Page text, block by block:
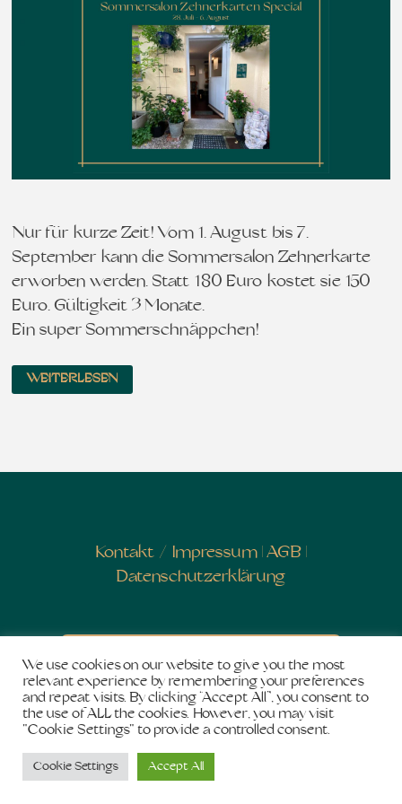
Nur für kurze Zeit! Vom 1. August bis 7.
September kann die Sommersalon Zehnerkarte
erworben werden. Statt 180 Euro kostet sie 150
Euro. Gültigkeit 3 Monate.
Ein super Sommerschnäppchen!
WEITERLESEN
Kontakt / Impressum| AGB|
Datenschutzerklärung
Newsletter abonnieren
Copyright © 2026Salon de Shakti
vonWordPressundBam.
We use cookies on our website to give you the most
relevant experience by remembering your preferences
and repeat visits. By clicking “Accept All”, you consent to
the use of ALL the cookies. However, you may visit
"Cookie Settings" to provide a controlled consent.
Cookie Settings Accept All